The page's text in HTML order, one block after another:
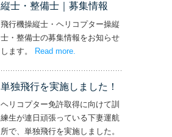
縦士・整備士｜募集情報
飛行機操縦士・ヘリコプター操縦
士・整備士の募集情報をお知らせ
します。
Read more– ‘飛行機・ヘリコプター
.
単独飛行を実施しました！
ヘリコプター免許取得に向けて訓
練生が連日頑張っている下妻運航
所で、単独飛行を実施しました。